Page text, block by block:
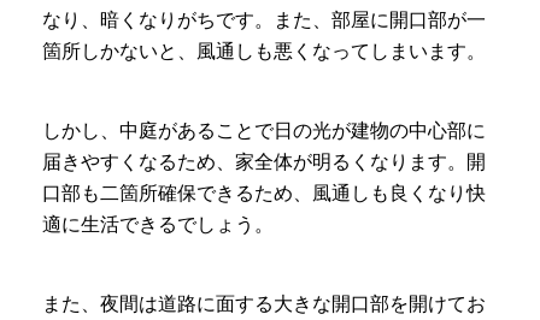
なり、暗くなりがちです。また、部屋に開口部が一
箇所しかないと、風通しも悪くなってしまいます。
しかし、中庭があることで日の光が建物の中心部に
届きやすくなるため、家全体が明るくなります。開
口部も二箇所確保できるため、風通しも良くなり快
適に生活できるでしょう。
また、夜間は道路に面する大きな開口部を開けてお